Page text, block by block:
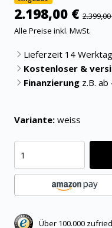
2.198,00 €
Alle Preise inkl. MwSt.
Lieferzeit 14
Kostenloser &
Finanzierung z.B. ab
Variante: weiss
Über 100.000